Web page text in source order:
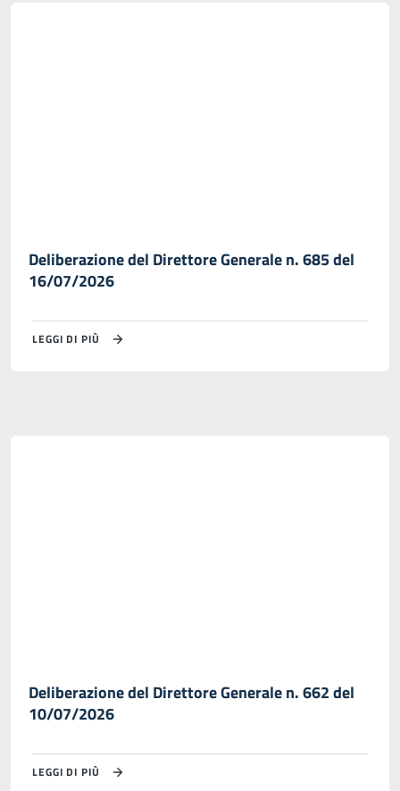
Deliberazione del Direttore Generale n. 685 del
16/07/2026
LEGGI DI PIÙ
Deliberazione del Direttore Generale n. 662 del
10/07/2026
LEGGI DI PIÙ